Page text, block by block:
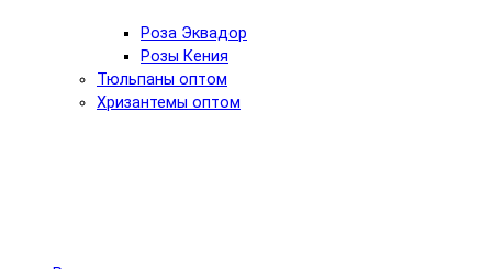
Роза Эквадор
Розы Кения
Тюльпаны оптом
Хризантемы оптом